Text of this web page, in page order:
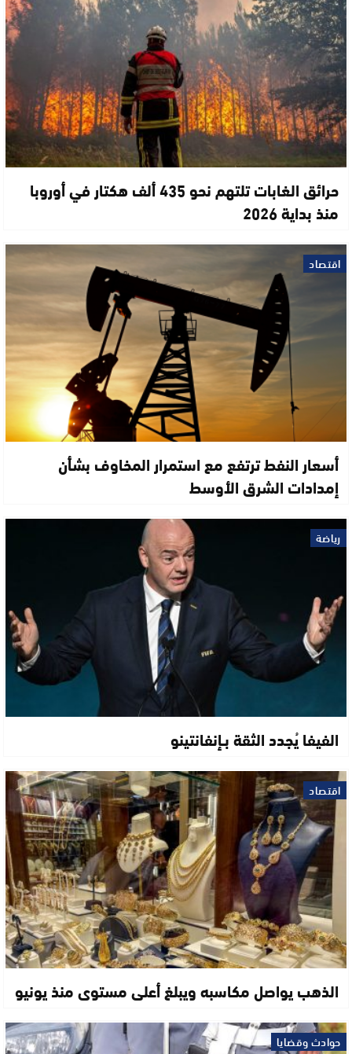
حرائق الغابات تلتهم نحو 435 ألف هكتار في أوروبا
منذ بداية 2026
اقتصاد
أسعار النفط ترتفع مع استمرار المخاوف بشأن
إمدادات الشرق الأوسط
رياضة
الفيفا يُجدد الثقة بـإنفانتينو
اقتصاد
الذهب يواصل مكاسبه ويبلغ أعلى مستوى منذ يونيو
حوادث وقضايا